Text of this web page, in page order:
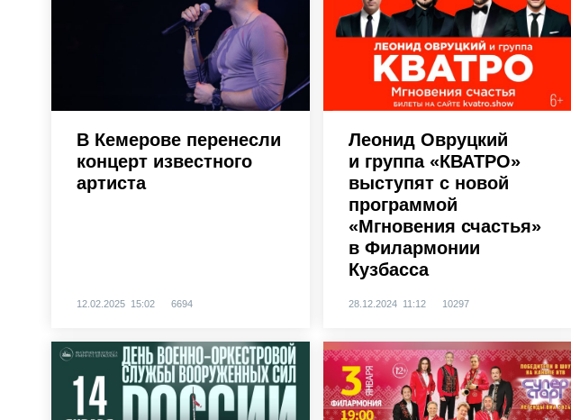
В Кемерове перенесли
концерт известного
артиста
12.02.2025 15:02 6694
Леонид Овруцкий
и группа «КВАТРО»
выступят с новой
программой
«Мгновения счастья»
в Филармонии
Кузбасса
28.12.2024 11:12 10297